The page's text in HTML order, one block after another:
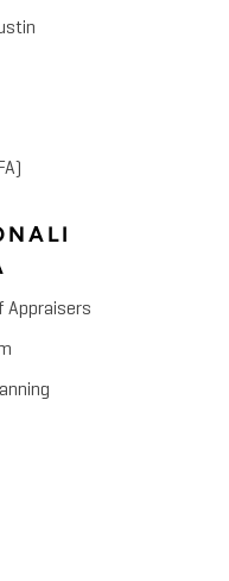
Appraisers